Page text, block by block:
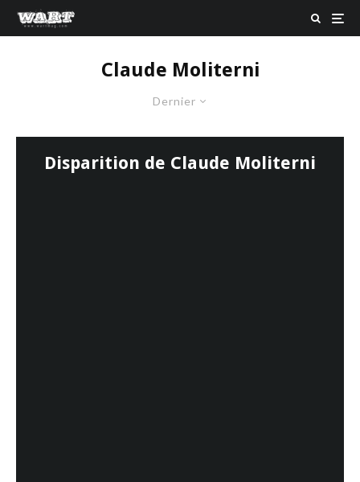
Claude Moliterni
Dernier
Disparition de Claude Moliterni